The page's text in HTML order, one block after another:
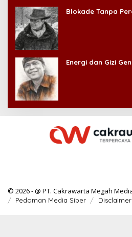
Blokade Tanpa
Energi dan Gizi
© 2026 - @ PT. Cakrawarta Megah
Pedoman Media Siber Disclaimer